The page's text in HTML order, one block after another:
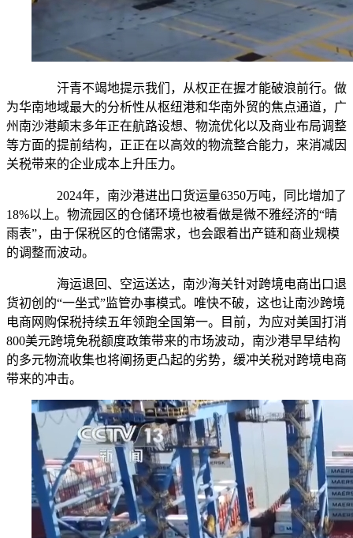
汗青不竭地提示我们，从权正在握才能破浪前行。做
为华南地域最大的分析性从枢纽港和华南外贸的焦点通道，广
州南沙港颠末多年正在航路设想、物流优化以及商业布局调整
等方面的提前结构，正正在以高效的物流整合能力，来消减因
关税带来的企业成本上升压力。
2024年，南沙港进出口货运量6350万吨，同比增加了
18%以上。物流园区的仓储环境也被看做是微不雅经济的“晴
雨表”，由于保税区的仓储需求，也会跟着出产链和商业规模
的调整而波动。
海运退回、空运送达，南沙海关针对跨境电商出口退
货初创的“一坐式”监管办事模式。唯快不破，这也让南沙跨境
电商网购保税持续五年领跑全国第一。目前，为应对美国打消
800美元跨境免税额度政策带来的市场波动，南沙港早早结构
的多元物流收集也将阐扬更凸起的劣势，缓冲关税对跨境电商
带来的冲击。